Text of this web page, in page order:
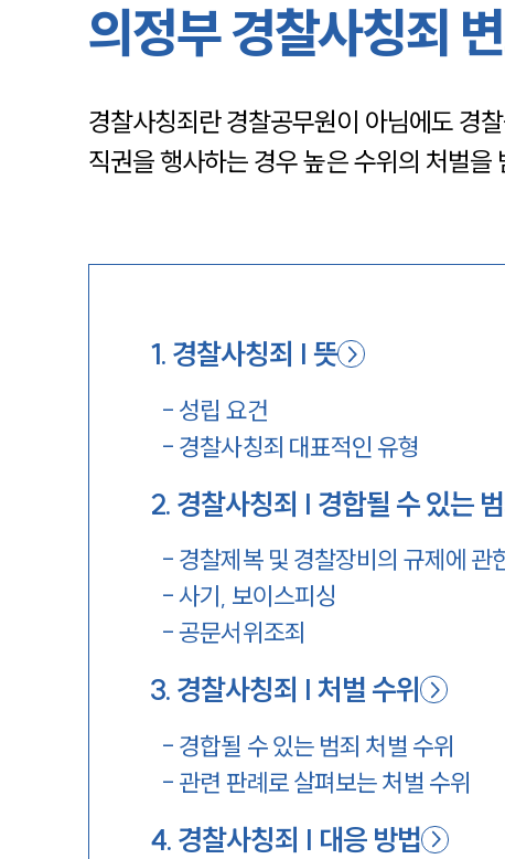
의정부 경찰사칭죄
경찰사칭죄란 경찰공무원이 아님에도 경
직권을 행사하는 경우 높은 수위의 처벌을
1. 경찰사칭죄 | 뜻
- 성립 요건
- 경찰사칭죄 대표적인 유형
2. 경찰사칭죄 | 경합될 수 있는
- 경찰제복 및 경찰장비의 규제에 관
-사기, 보이스피싱
-공문서위조죄
3. 경찰사칭죄 | 처벌 수위
- 경합될 수 있는 범죄 처벌 수위
- 관련 판례로 살펴보는 처벌 수위
4. 경찰사칭죄 | 대응 방법